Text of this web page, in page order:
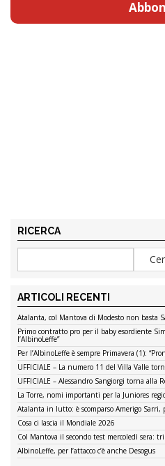
RICERCA
ARTICOLI RECENTI
Atalanta, col Mantova di Modesto non basta
Primo contratto pro per il baby esordiente
l’AlbinoLeffe”
Per l’AlbinoLeffe è sempre Primavera (1):
UFFICIALE – La numero 11 del Villa Valle
UFFICIALE – Alessandro Sangiorgi torna alla
La Torre, nomi importanti per la Juniores
Atalanta in lutto: è scomparso Amerigo
Cosa ci lascia il Mondiale 2026
Col Mantova il secondo test mercoledì sera:
AlbinoLeffe, per l’attacco c’è anche Desogus